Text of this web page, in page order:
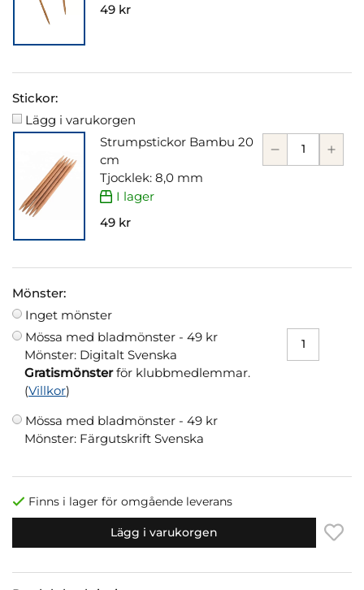
49 kr
Stickor:
Lägg i varukorgen
Strumpstickor Bambu 20
cm
Tjocklek: 8,0 mm
I lager
49 kr
Mönster:
Inget mönster
Mössa med bladmönster - 49 kr
Mönster: Digitalt Svenska
Gratismönsterför klubbmedlemmar.
(Villkor)
Mössa med bladmönster - 49 kr
Mönster: Färgutskrift Svenska
Finns i lager för omgående leverans
Lägg i varukorgen